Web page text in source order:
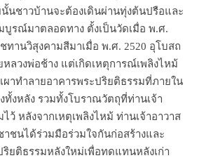
นชาวบ้านจะต้องเดินผ่านทุ่งต้นปรือและ
รณ์มาตลอดทาง ตั้งเป็นวัดเมื่อ พ.ศ.
ทานวิสุงคามสีมาเมื่อ พ.ศ. 2520 อุโบสถ
หลวงพ่อช้าง แต่เกิดเหตุการณ์เพลิงไหม้
ผาทำลายอาคารพระปริยติธรรมที่ภายใน
ทั้งหลัง รวมทั้งโบราณวัตถุที่ท่านเจ้า
ว้ หลังจากเหตุเพลิงไหม้ ท่านเจ้าอาวาส
ชนได้ร่วมมือร่วมใจกันก่อสร้างและ
ยติธรรมหลังใหม่เพื่อทดแทนหลังเก่า